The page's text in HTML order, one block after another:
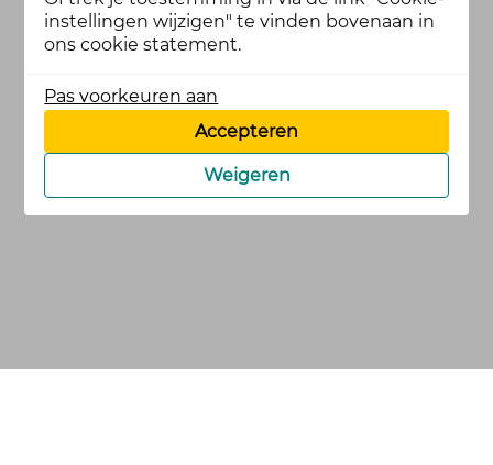
instellingen wijzigen" te vinden bovenaan in
ons cookie statement.
Pas voorkeuren aan
Accepteren
Weigeren